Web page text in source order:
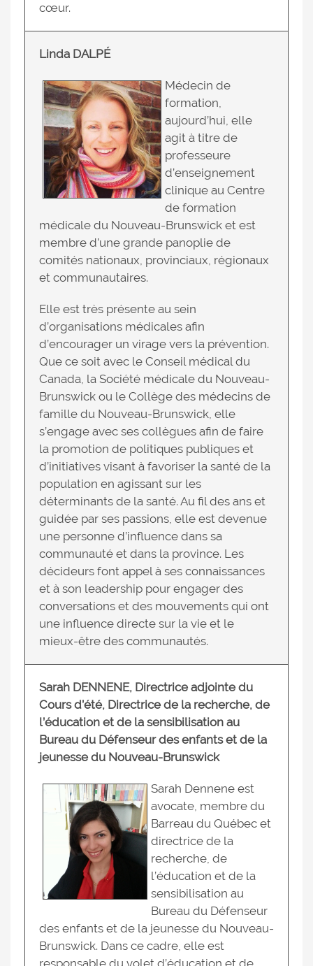
cœur.
Linda DALPÉ
Médecin de
formation,
aujourd’hui, elle
agit à titre de
professeure
d’enseignement
clinique au Centre
de formation
médicale du Nouveau-Brunswick et est
membre d’une grande panoplie de
comités nationaux, provinciaux, régionaux
et communautaires.
Elle est très présente au sein
d’organisations médicales afin
d’encourager un virage vers la prévention.
Que ce soit avec le Conseil médical du
Canada, la Société médicale du Nouveau-
Brunswick ou le Collège des médecins de
famille du Nouveau-Brunswick, elle
s’engage avec ses collègues afin de faire
la promotion de politiques publiques et
d’initiatives visant à favoriser la santé de la
population en agissant sur les
déterminants de la santé. Au fil des ans et
guidée par ses passions, elle est devenue
une personne d’influence dans sa
communauté et dans la province. Les
décideurs font appel à ses connaissances
et à son leadership pour engager des
conversations et des mouvements qui ont
une influence directe sur la vie et le
mieux-être des communautés.
Sarah DENNENE, Directrice adjointe du
Cours d’été, Directrice de la recherche, de
l’éducation et de la sensibilisation au
Bureau du Défenseur des enfants et de la
jeunesse du Nouveau-Brunswick
Sarah Dennene est
avocate, membre du
Barreau du Québec et
directrice de la
recherche, de
l’éducation et de la
sensibilisation au
Bureau du Défenseur
des enfants et de la jeunesse du Nouveau-
Brunswick. Dans ce cadre, elle est
responsable du volet d’éducation et de